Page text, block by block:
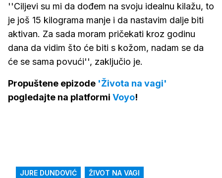
''Ciljevi su mi da dođem na svoju idealnu kilažu, to
je još 15 kilograma manje i da nastavim dalje biti
aktivan. Za sada moram pričekati kroz godinu
dana da vidim što će biti s kožom, nadam se da
će se sama povući'', zaključio je.
Propuštene epizode 'Života na vagi'
pogledajte na platformi Voyo!
JURE DUNDOVIĆ
ŽIVOT NA VAGI